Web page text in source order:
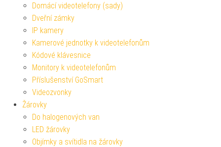
Domácí videotelefony (sady)
Dveřní zámky
IP kamery
Kamerové jednotky k videotelefonům
Kódové klávesnice
Monitory k videotelefonům
Příslušenství GoSmart
Videozvonky
Žárovky
Do halogenových van
LED žárovky
Objímky a svítidla na žárovky